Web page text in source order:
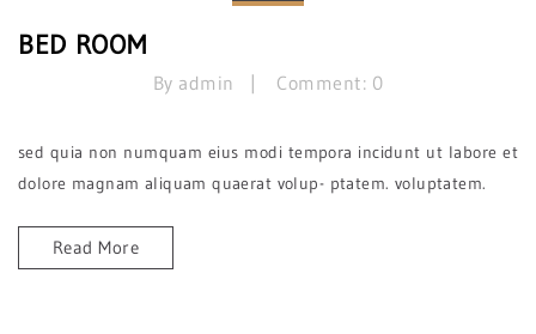
BED ROOM
By admin Comment: 0
sed quia non numquam eius modi tempora incidunt ut labore et
dolore magnam aliquam quaerat volup- ptatem. voluptatem.
Read More